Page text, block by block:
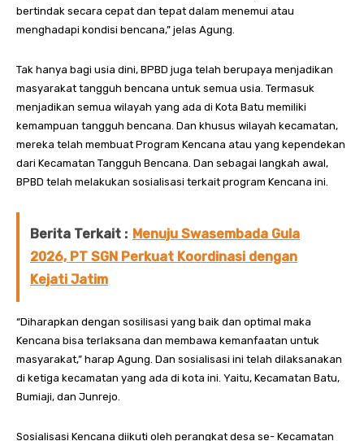
bertindak secara cepat dan tepat dalam menemui atau
menghadapi kondisi bencana,” jelas Agung.
Tak hanya bagi usia dini, BPBD juga telah berupaya menjadikan
masyarakat tangguh bencana untuk semua usia. Termasuk
menjadikan semua wilayah yang ada di Kota Batu memiliki
kemampuan tangguh bencana. Dan khusus wilayah kecamatan,
mereka telah membuat Program Kencana atau yang kependekan
dari Kecamatan Tangguh Bencana. Dan sebagai langkah awal,
BPBD telah melakukan sosialisasi terkait program Kencana ini.
Berita Terkait : Menuju Swasembada Gula
2026, PT SGN Perkuat Koordinasi dengan
Kejati Jatim
“Diharapkan dengan sosilisasi yang baik dan optimal maka
Kencana bisa terlaksana dan membawa kemanfaatan untuk
masyarakat,” harap Agung. Dan sosialisasi ini telah dilaksanakan
di ketiga kecamatan yang ada di kota ini. Yaitu, Kecamatan Batu,
Bumiaji, dan Junrejo.
Sosialisasi Kencana diikuti oleh perangkat desa se- Kecamatan